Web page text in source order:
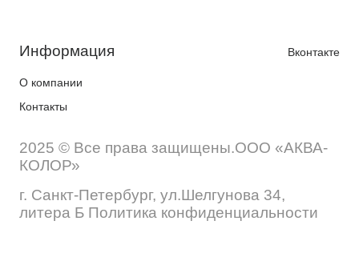
Информация
О компании
Контакты
Вконтакте
2025 © Все права защищены.ООО «АКВА-
КОЛОР»
г. Санкт-Петербург, ул.Шелгунова 34,
литера Б Политика конфиденциальности